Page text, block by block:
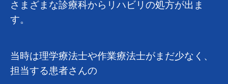
さまざまな診療科からリハビリの処方が出ま
す。
当時は理学療法士や作業療法士がまだ少なく、
担当する患者さんの